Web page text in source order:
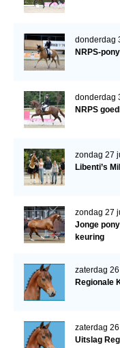
donderdag
NRPS-
donderdag
NRPS
zondag 27
Libenti’s
zondag 27
Jonge
keuring
zaterdag
Regionale
zaterdag
Uitslag